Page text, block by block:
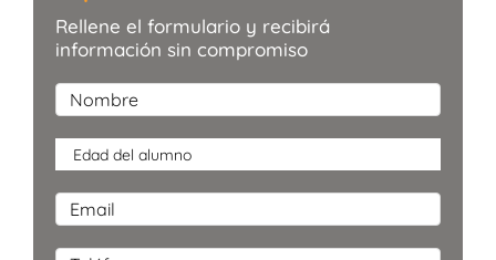
Rellene el formulario y recibirá
información sin compromiso